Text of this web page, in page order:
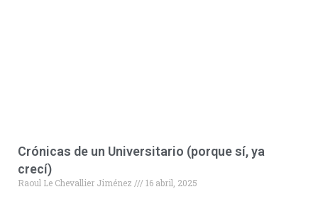
Crónicas de un Universitario (porque sí, ya
crecí)
Raoul Le Chevallier Jiménez 16 abril, 2025